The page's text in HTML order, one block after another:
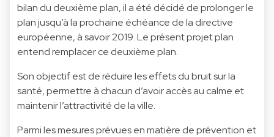
bilan du deuxième plan, il a été décidé de prolonger le
plan jusqu’à la prochaine échéance de la directive
européenne, à savoir 2019. Le présent projet plan
entend remplacer ce deuxième plan.
Son objectif est de réduire les effets du bruit sur la
santé, permettre à chacun d’avoir accès au calme et
maintenir l’attractivité de la ville.
Parmi les mesures prévues en matière de prévention et